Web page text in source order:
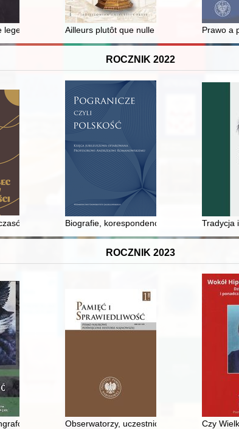
do pełnego pozytywizmu = Earliest days of Polish
- ujęcie Stefana Glasera A.D. 1942
Ailleurs plutôt que nulle part : l'image de la
Prawo a
ROCZNIK 2022
= Walery Maliszewski (1836-1885) - so much more
odległych i bliskich : rozważania na kanwie 130.
Biografie, korespondencje (listy), pamiętniki
Tradycja
ROCZNIK 2023
dystynkcyjnych w XVIII/XIX wieku
Obserwatorzy, uczestnicy operacji Czy